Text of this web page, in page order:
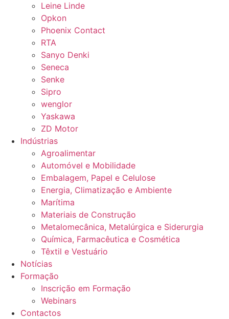
Leine Linde
Opkon
Phoenix Contact
RTA
Sanyo Denki
Seneca
Senke
Sipro
wenglor
Yaskawa
ZD Motor
Indústrias
Agroalimentar
Automóvel e Mobilidade
Embalagem, Papel e Celulose
Energia, Climatização e Ambiente
Marítima
Materiais de Construção
Metalomecânica, Metalúrgica e Siderurgia
Química, Farmacêutica e Cosmética
Têxtil e Vestuário
Notícias
Formação
Inscrição em Formação
Webinars
Contactos